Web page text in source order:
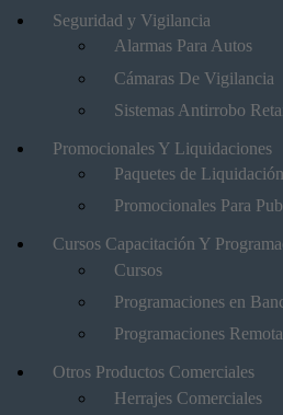
Seguridad y Vigilancia
Alarmas Para Autos
Cámaras De Vigilancia
Sistemas Antirrobo
Promocionales Y Liquidaciones
Paquetes de Liquidación
Promocionales Para
Cursos Capacitación Y
Cursos
Programaciones en
Programaciones
Otros Productos Comerciales
Herrajes Comerciales